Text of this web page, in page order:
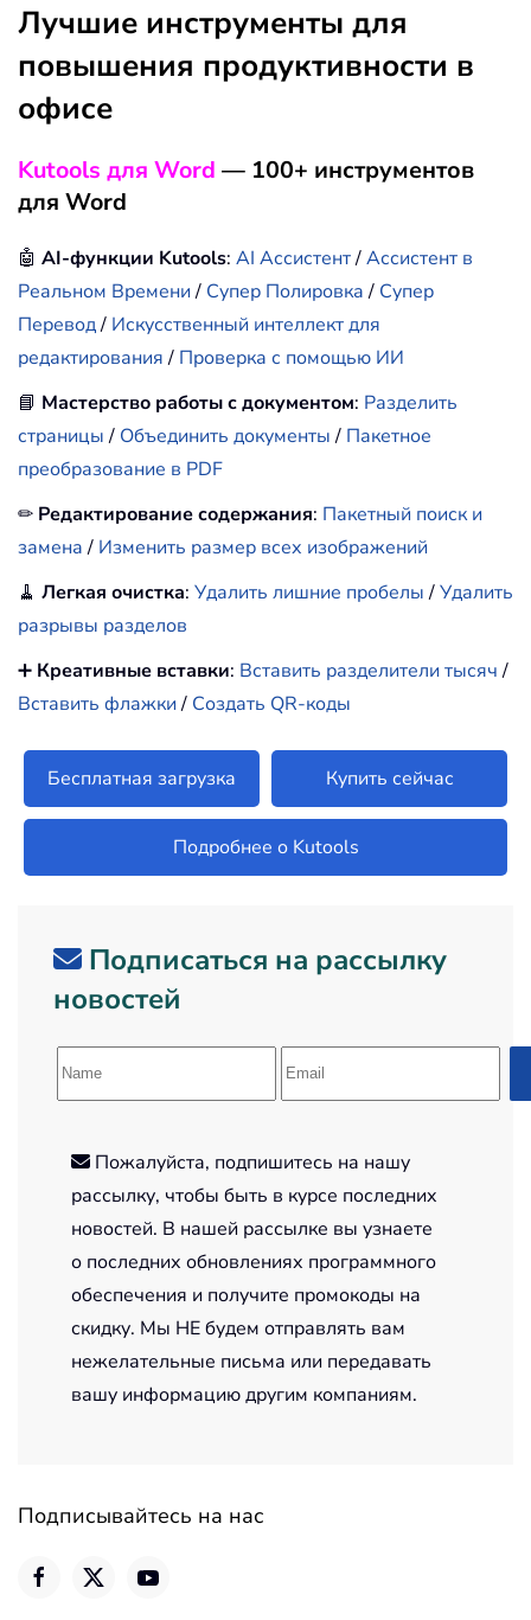
Лучшие инструменты для
повышения продуктивности в
офисе
Kutools для Word — 100+ инструментов
для Word
🤖 AI-функции Kutools: AI Ассистент/Ассистент в
Реальном Времени/ Супер Полировка/ Супер
Перевод/ Искусственный интеллект для
редактирования/ Проверка с помощью ИИ
📘 Мастерство работы с документом: Разделить
страницы/ Объединить документы/ Пакетное
преобразование в PDF
✏ Редактирование содержания: Пакетный поиск и
замена/ Изменить размер всех изображений
🧹 Легкая очистка: Удалить лишние пробелы/Удалить
разрывы разделов
➕ Креативные вставки: Вставить разделители тысяч/
Вставить флажки/ Создать QR-коды
Бесплатная загрузка Купить сейчас
Подробнее о Kutools
Подписаться на рассылку
новостей
Пожалуйста, подпишитесь на нашу
рассылку, чтобы быть в курсе последних
новостей. В нашей рассылке вы узнаете
о последних обновлениях программного
обеспечения и получите промокоды на
скидку. Мы НЕ будем отправлять вам
нежелательные письма или передавать
вашу информацию другим компаниям.
Подписывайтесь на нас